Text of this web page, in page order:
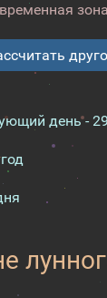
временная
день -